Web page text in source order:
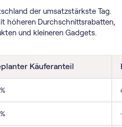
der umsatzstärkste Tag.
höheren Durchschnittsrabatten,
und kleineren Gadgets.
Käuferanteil